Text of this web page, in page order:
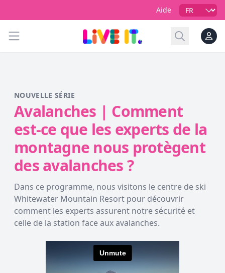
Aide Language
Ouvrir le menu Rechercher
NOUVELLE SÉRIE
Avalanches | Comment
est-ce que les experts de la
montagne nous protègent
des avalanches ?
Dans ce programme, nous visitons le centre de ski
Whitewater Mountain Resort pour découvrir
comment les experts assurent notre sécurité et
celle de la station face aux avalanches.